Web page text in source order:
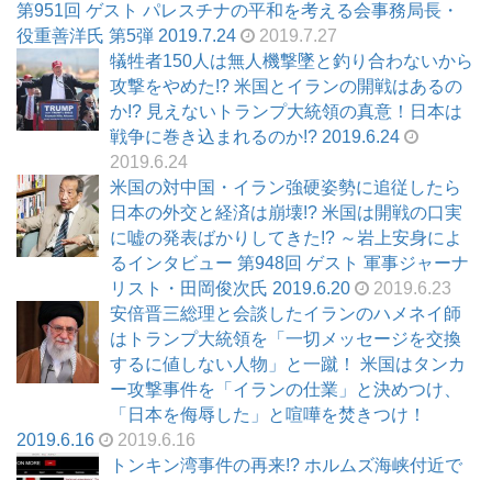
第951回 ゲスト パレスチナの平和を考える会事務局長・
役重善洋氏 第5弾 2019.7.24
2019.7.27
犠牲者150人は無人機撃墜と釣り合わないから
攻撃をやめた!? 米国とイランの開戦はあるの
か!? 見えないトランプ大統領の真意！日本は
戦争に巻き込まれるのか!? 2019.6.24
2019.6.24
米国の対中国・イラン強硬姿勢に追従したら
日本の外交と経済は崩壊!? 米国は開戦の口実
に嘘の発表ばかりしてきた!? ～岩上安身によ
るインタビュー 第948回 ゲスト 軍事ジャーナ
リスト・田岡俊次氏 2019.6.20
2019.6.23
安倍晋三総理と会談したイランのハメネイ師
はトランプ大統領を「一切メッセージを交換
するに値しない人物」と一蹴！ 米国はタンカ
ー攻撃事件を「イランの仕業」と決めつけ、
「日本を侮辱した」と喧嘩を焚きつけ！
2019.6.16
2019.6.16
トンキン湾事件の再来!? ホルムズ海峡付近で